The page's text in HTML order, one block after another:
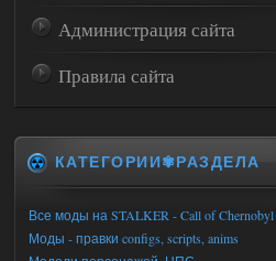
Администрация сайта
Правила сайта
КАТЕГОРИИ✾РАЗДЕЛА
Все моды на STALKER - Call of Chernobyl
Моды - правки configs, scripts, anims